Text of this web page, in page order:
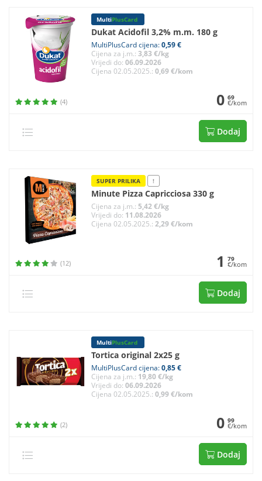
MultiPlusCard
Dukat Acidofil 3,2% m.m. 180 g
MultiPlusCard cijena:0,59 €
Cijena za j.m.: 3,83 €/kg
Vrijedi do: 06.09.2026
Cijena 02.05.2025.: 0,69 €/kom
(4) 0 69
€/kom
Dodaj
SUPER PRILIKA !
Minute Pizza Capricciosa 330 g
Cijena za j.m.: 5,42 €/kg
Vrijedi do: 11.08.2026
Cijena 02.05.2025.: 2,29 €/kom
(12) 1 79
€/kom
Dodaj
MultiPlusCard
Tortica original 2x25 g
MultiPlusCard cijena:0,85 €
Cijena za j.m.: 19,80 €/kg
Vrijedi do: 06.09.2026
Cijena 02.05.2025.: 0,99 €/kom
(2) 0 99
€/kom
Dodaj